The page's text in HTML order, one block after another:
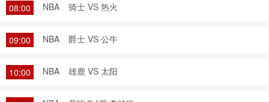
08:00 NBA 骑士 VS 热火
09:00 NBA 爵士 VS 公牛
10:00 NBA 雄鹿 VS 太阳